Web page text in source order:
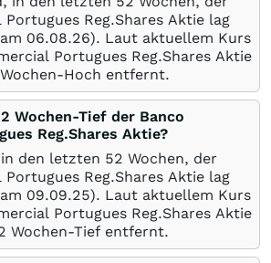
Portugues Reg.Shares Aktie lag
06.08.26). Laut aktuellem Kurs
Portugues Reg.Shares Aktie
Hoch entfernt.
Wochen-Tief der Banco
Reg.Shares Aktie?
den letzten 52 Wochen, der
Portugues Reg.Shares Aktie lag
09.09.25). Laut aktuellem Kurs
Portugues Reg.Shares Aktie
Wochen-Tief entfernt.